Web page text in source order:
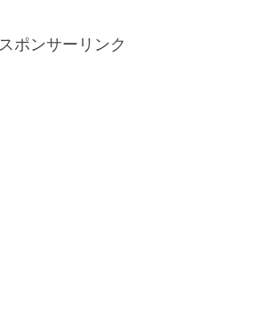
スポンサーリンク